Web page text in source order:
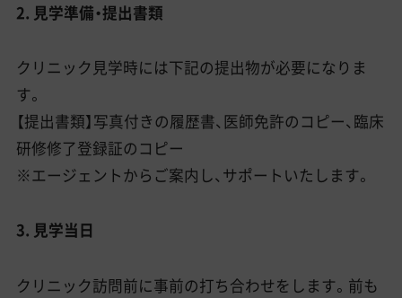
2. 見学準備・提出書類
クリニック見学時には下記の提出物が必要になりま
す。
【提出書類】写真付きの履歴書、医師免許のコピー、臨床
研修修了登録証のコピー
※エージェントからご案内し、サポートいたします。
3. 見学当日
クリニック訪問前に事前の打ち合わせをします。前も